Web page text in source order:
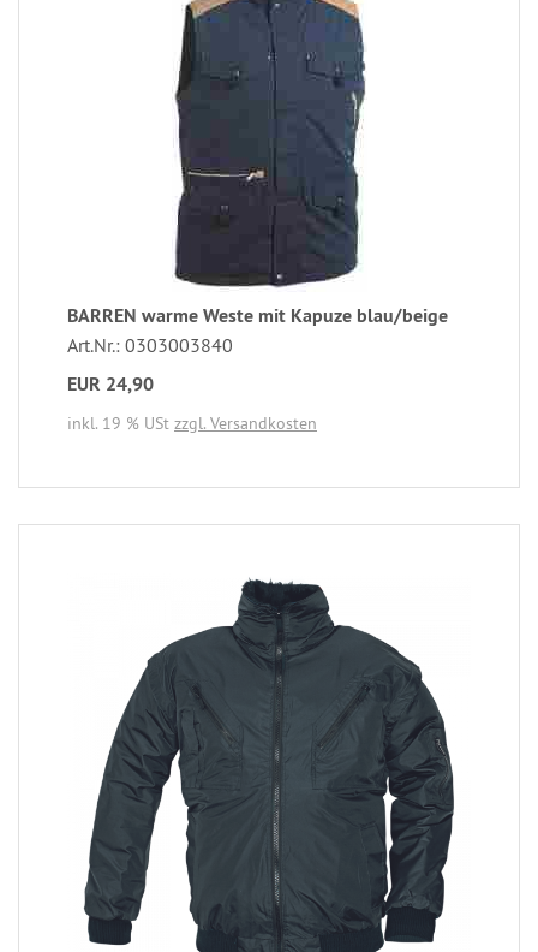
BARREN warme Weste mit Kapuze blau/beige
Art.Nr.: 0303003840
EUR 24,90
inkl. 19 % USt zzgl. Versandkosten